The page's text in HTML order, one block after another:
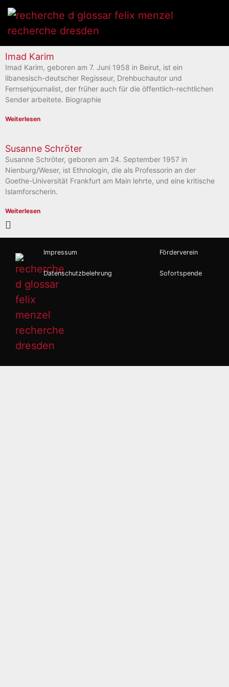
Imad Karim
Imad Karim, geboren am 7. Juni 1958 in Beirut, ist ein
libanesisch-deutscher Regisseur, Drehbuchautor und
Fernsehjournalist, der früher auch für die öffentlich-rechtlichen
Sender arbeitete. Biographie
Weiterlesen
Susanne Schröter
Susanne Schröter, geboren am 24. September 1957 in
Nienburg/Weser, ist Ethnologin, die als Professorin an der
Goethe-Universität Frankfurt am Main lehrte, und eine kritische
Islamforscherin.
Weiterlesen
Impressum
Datenschutzbelehrung
Förderverein
Sofortspende